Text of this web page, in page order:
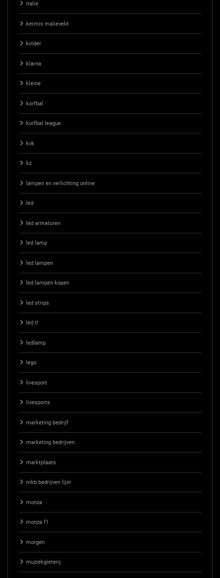
italie
kermis malieveld
kinder
klarna
kleine
korfbal
korfbal league
kvk
kz
lampen en verlichting online
led
led armaturen
led lamp
led lampen
led lampen kopen
led strips
led tl
ledlamp
lego
livesport
livesports
marketing bedrijf
marketing bedrijven
marktplaats
mkb bedrijven lijst
monza
monza f1
morgen
muziekgieterij